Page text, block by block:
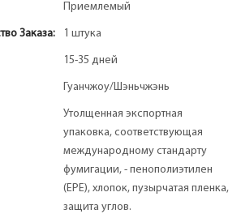
Приемлемый
Заказа: 1 штука
15-35 дней
Гуанчжоу/Шэньчжэнь
Утолщенная экспортная
упаковка, соответствующая
международному стандарту
фумигации, - пенополиэтилен
(EPE), хлопок, пузырчатая пленка,
защита углов.